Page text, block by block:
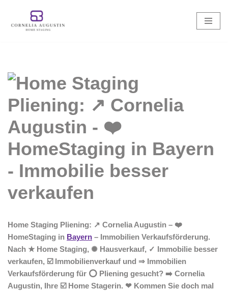
Zum
Home Staging Pliening: ↗️ Cornelia Augustin – ❤️
HomeStaging in Bayern – Immobilien Verkaufsförderung.
Nach ★ Home Staging, ✺ Hausverkauf, ✓ Immobilie besser
verkaufen, ☑️ Immobilienverkauf und ⇒ Immobilien
Verkaufsförderung für ⭕ Pliening gesucht? ➡️ Cornelia
Augustin, Ihre ☑️ Home Stagerin. ❤ Kommen Sie doch mal